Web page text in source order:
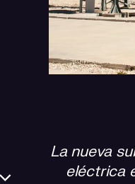
La nueva
eléctrica